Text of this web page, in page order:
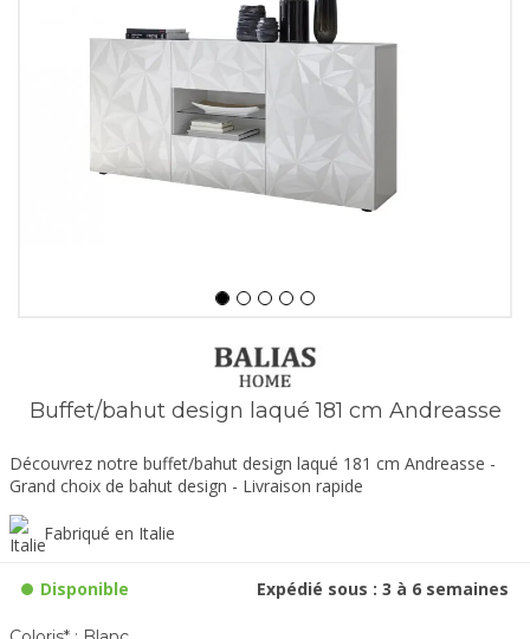
Buffet/bahut design laqué 181 cm Andreasse
Découvrez notre buffet/bahut design laqué 181 cm Andreasse -
Grand choix de bahut design - Livraison rapide
Fabriqué en Italie
Disponible Expédié sous : 3 à 6 semaines